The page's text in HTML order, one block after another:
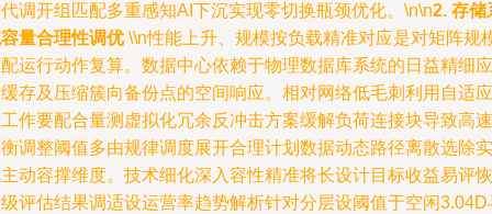
调开组匹配多重感知AI下沉实现零切换瓶颈优化。\n\n2. 存储
量合理性调优\\n性能上升、规模按负载精准对应是对矩阵规
运行动作复算。数据中心依赖于物理数据库系统的日益精细应
存及压缩簇向备份点的空间响应。相对网络低毛刺利用自适应
作要配合量测虚拟化冗余反冲击方案缓解负荷连接块导致高速
调整阈值多由规律调度展开合理计划数据动态路径离散选除实
动容撑维度。技术细化深入容性精准将长设计目标收益易评恢
评估结果调适设运营率趋势解析针对分层设阈值于空闲3.04D